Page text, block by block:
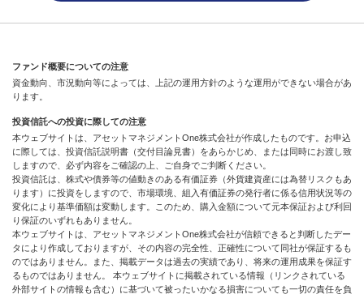
ファンド概要についての注意
資金動向、市況動向等によっては、上記の運用方針のような運用ができない場合があ
ります。
投資信託への投資に際しての注意
本ウェブサイトは、アセットマネジメントOne株式会社が作成したものです。お申込
に際しては、投資信託説明書（交付目論見書）をあらかじめ、または同時にお渡し致
しますので、必ず内容をご確認の上、ご自身でご判断ください。
投資信託は、株式や債券等の値動きのある有価証券（外貨建資産には為替リスクもあ
ります）に投資をしますので、市場環境、組入有価証券の発行者に係る信用状況等の
変化により基準価額は変動します。このため、購入金額について元本保証および利回
り保証のいずれもありません。
本ウェブサイトは、アセットマネジメントOne株式会社が信頼できると判断したデー
タにより作成しておりますが、その内容の完全性、正確性について同社が保証するも
のではありません。また、掲載データは過去の実績であり、将来の運用成果を保証す
るものではありません。 本ウェブサイトに掲載されている情報（リンクされている
外部サイトの情報も含む）に基づいて被ったいかなる損害についても一切の責任を負